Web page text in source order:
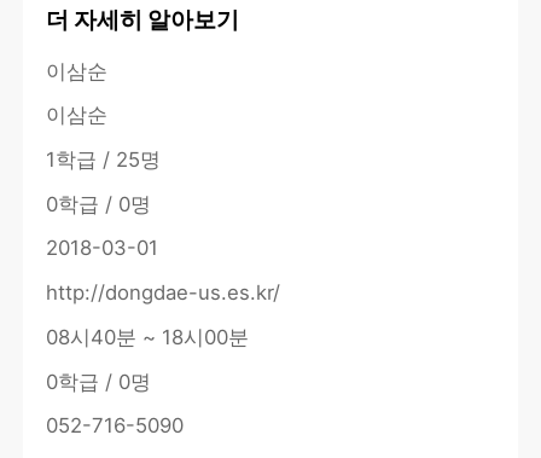
더 자세히 알아보기
이삼순
이삼순
1학급 / 25명
0학급 / 0명
2018-03-01
http://dongdae-us.es.kr/
08시40분 ~ 18시00분
0학급 / 0명
052-716-5090